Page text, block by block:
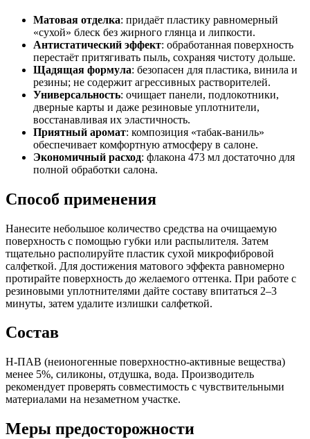
Матовая отделка: придаёт пластику равномерный
«сухой» блеск без жирного глянца и липкости.
Антистатический эффект: обработанная поверхность
перестаёт притягивать пыль, сохраняя чистоту дольше.
Щадящая формула: безопасен для пластика, винила и
резины; не содержит агрессивных растворителей.
Универсальность: очищает панели, подлокотники,
дверные карты и даже резиновые уплотнители,
восстанавливая их эластичность.
Приятный аромат: композиция «табак-ваниль»
обеспечивает комфортную атмосферу в салоне.
Экономичный расход: флакона 473 мл достаточно для
полной обработки салона.
Способ применения
Нанесите небольшое количество средства на очищаемую
поверхность с помощью губки или распылителя. Затем
тщательно располируйте пластик сухой микрофибровой
салфеткой. Для достижения матового эффекта равномерно
протирайте поверхность до желаемого оттенка. При работе с
резиновыми уплотнителями дайте составу впитаться 2–3
минуты, затем удалите излишки салфеткой.
Состав
Н-ПАВ (неионогенные поверхностно-активные вещества)
менее 5%, силиконы, отдушка, вода. Производитель
рекомендует проверять совместимость с чувствительными
материалами на незаметном участке.
Меры предосторожности